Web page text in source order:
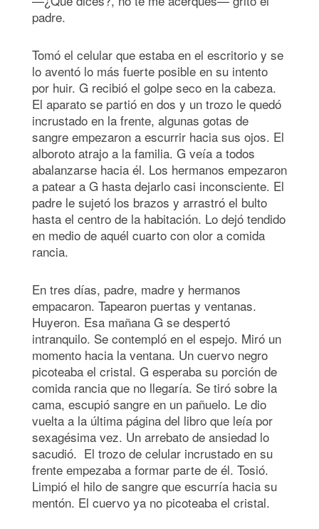
padre.
Tomó el celular que estaba en el escritorio y se
lo aventó lo más fuerte posible en su intento
por huir. G recibió el golpe seco en la cabeza.
El aparato se partió en dos y un trozo le quedó
incrustado en la frente, algunas gotas de
sangre empezaron a escurrir hacia sus ojos. El
alboroto atrajo a la familia. G veía a todos
abalanzarse hacia él. Los hermanos empezaron
a patear a G hasta dejarlo casi inconsciente. El
padre le sujetó los brazos y arrastró el bulto
hasta el centro de la habitación. Lo dejó tendido
en medio de aquél cuarto con olor a comida
rancia.
En tres días, padre, madre y hermanos
empacaron. Tapearon puertas y ventanas.
Huyeron. Esa mañana G se despertó
intranquilo. Se contempló en el espejo. Miró un
momento hacia la ventana. Un cuervo negro
picoteaba el cristal. G esperaba su porción de
comida rancia que no llegaría. Se tiró sobre la
cama, escupió sangre en un pañuelo. Le dio
vuelta a la última página del libro que leía por
sexagésima vez. Un arrebato de ansiedad lo
sacudió. El trozo de celular incrustado en su
frente empezaba a formar parte de él. Tosió.
Limpió el hilo de sangre que escurría hacia su
mentón. El cuervo ya no picoteaba el cristal.